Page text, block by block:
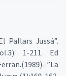
Pallars Jussà”.
1-211. Ed
”La